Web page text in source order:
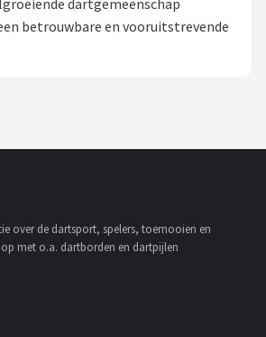
dartgemeenschap
betrouwbare en vooruitstrevende
over de dartsport, spelers, toernooien en
met o.a. dartborden en dartpijlen